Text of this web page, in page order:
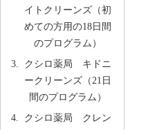
イトクリーンズ（初
めての方用の18日間
のプログラム）
クシロ薬局 キドニ
ークリーンズ（21日
間のプログラム）
クシロ薬局 クレン